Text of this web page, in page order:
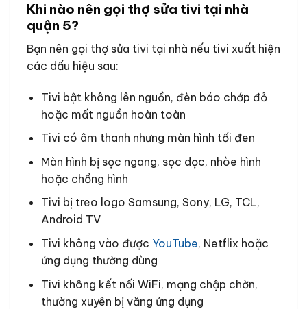
Khi nào nên gọi thợ sửa tivi tại nhà
quận 5?
Bạn nên gọi thợ sửa tivi tại nhà nếu tivi xuất hiện
các dấu hiệu sau:
Tivi bật không lên nguồn, đèn báo chớp đỏ
hoặc mất nguồn hoàn toàn
Tivi có âm thanh nhưng màn hình tối đen
Màn hình bị sọc ngang, sọc dọc, nhòe hình
hoặc chồng hình
Tivi bị treo logo Samsung, Sony, LG, TCL,
Android TV
Tivi không vào được YouTube, Netflix hoặc
ứng dụng thường dùng
Tivi không kết nối WiFi, mạng chập chờn,
thường xuyên bị văng ứng dụng